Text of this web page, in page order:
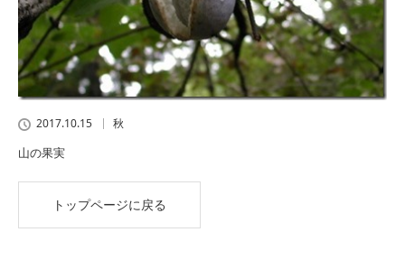
2017.10.15 秋
山の果実
トップページに戻る